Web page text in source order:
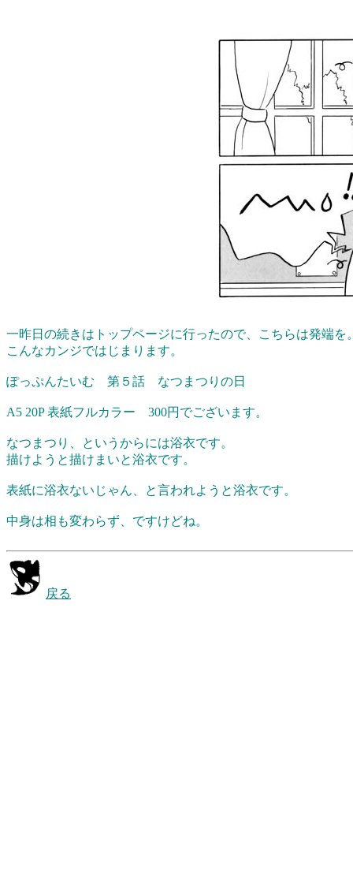
一昨日の続きはトップページに行ったので、こちらは発端を
こんなカンジではじまります。
ぽっぷんたいむ 第５話 なつまつりの日
A5 20P 表紙フルカラー 300円でございます。
なつまつり、というからには浴衣です。
描けようと描けまいと浴衣です。
表紙に浴衣ないじゃん、と言われようと浴衣です。
中身は相も変わらず、ですけどね。
戻る